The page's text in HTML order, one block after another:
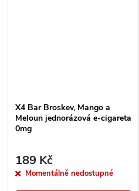
X4 Bar Broskev, Mango a
Meloun jednorázová e-cigareta
0mg
189 Kč
Momentálně nedostupné